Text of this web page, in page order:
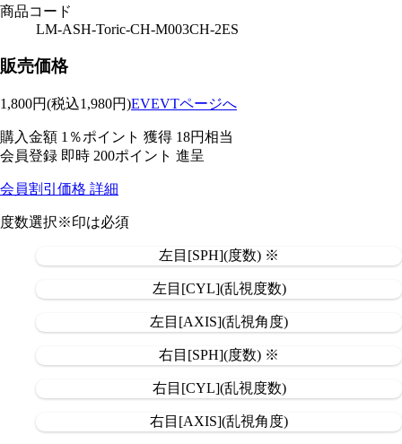
商品コード
LM-ASH-Toric-CH-M003CH-2ES
販売価格
1,800円(税込1,980円)EVEVTページへ
購入金額 1％ポイント 獲得 18円相当
会員登録 即時 200ポイント 進呈
会員割引価格 詳細
度数選択※印は必須
左目[SPH](度数) ※
左目[CYL](乱視度数)
左目[AXIS](乱視角度)
右目[SPH](度数) ※
右目[CYL](乱視度数)
右目[AXIS](乱視角度)